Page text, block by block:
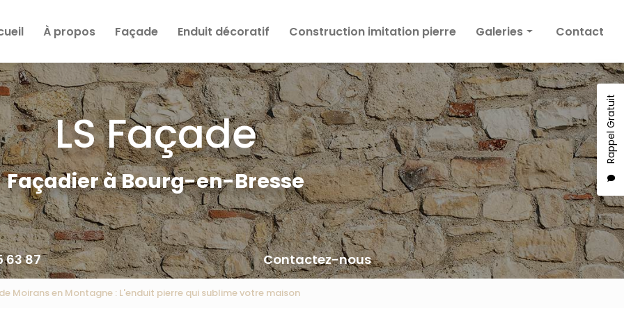
Rappel Gratuit
À propos Façade Enduit décoratif Construction imitation pierre Galeries
Façade
Enduit décoratif
Construction imitation pierre
Contact
LS Façade
Façadier à Bourg-en-Bresse
63 87 Contactez-nous
Moirans en Montagne : L'enduit pierre qui sublime votre maison